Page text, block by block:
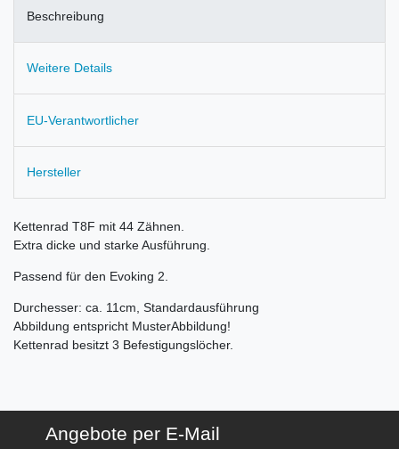
Beschreibung
Weitere Details
EU-Verantwortlicher
Hersteller
Kettenrad T8F mit 44 Zähnen.
Extra dicke und starke Ausführung.
Passend für den Evoking 2.
Durchesser: ca. 11cm, Standardausführung
Abbildung entspricht MusterAbbildung!
Kettenrad besitzt 3 Befestigungslöcher.
Angebote per E-Mail